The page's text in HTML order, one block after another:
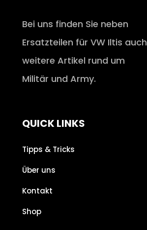
Bei uns finden Sie neben
Ersatzteilen für VW Iltis auch
weitere Artikel rund um
Militär und Army.
QUICK LINKS
Tipps & Tricks
Über uns
Kontakt
Shop